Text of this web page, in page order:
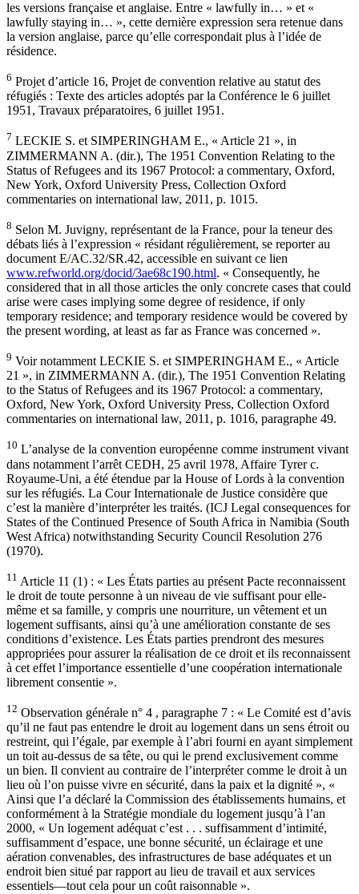
les versions française et anglaise. Entre « lawfully in… » et «
lawfully staying in… », cette dernière expression sera retenue dans
la version anglaise, parce qu’elle correspondait plus à l’idée de
résidence.
6 Projet d’article 16, Projet de convention relative au statut des
réfugiés : Texte des articles adoptés par la Conférence le 6 juillet
1951, Travaux préparatoires, 6 juillet 1951.
7 LECKIE S. et SIMPERINGHAM E., « Article 21 », in
ZIMMERMANN A. (dir.), The 1951 Convention Relating to the
Status of Refugees and its 1967 Protocol: a commentary, Oxford,
New York, Oxford University Press, Collection Oxford
commentaries on international law, 2011, p. 1015.
8 Selon M. Juvigny, représentant de la France, pour la teneur des
débats liés à l’expression « résidant régulièrement, se reporter au
document E/AC.32/SR.42, accessible en suivant ce lien
www.refworld.org/docid/3ae68c190.html. « Consequently, he
considered that in all those articles the only concrete cases that could
arise were cases implying some degree of residence, if only
temporary residence; and temporary residence would be covered by
the present wording, at least as far as France was concerned ».
9 Voir notamment LECKIE S. et SIMPERINGHAM E., « Article
21 », in ZIMMERMANN A. (dir.), The 1951 Convention Relating
to the Status of Refugees and its 1967 Protocol: a commentary,
Oxford, New York, Oxford University Press, Collection Oxford
commentaries on international law, 2011, p. 1016, paragraphe 49.
10 L’analyse de la convention européenne comme instrument vivant
dans notamment l’arrêt CEDH, 25 avril 1978, Affaire Tyrer c.
Royaume-Uni, a été étendue par la House of Lords à la convention
sur les réfugiés. La Cour Internationale de Justice considère que
c’est la manière d’interpréter les traités. (ICJ Legal consequences for
States of the Continued Presence of South Africa in Namibia (South
West Africa) notwithstanding Security Council Resolution 276
(1970).
11 Article 11 (1) : « Les États parties au présent Pacte reconnaissent
le droit de toute personne à un niveau de vie suffisant pour elle-
même et sa famille, y compris une nourriture, un vêtement et un
logement suffisants, ainsi qu’à une amélioration constante de ses
conditions d’existence. Les États parties prendront des mesures
appropriées pour assurer la réalisation de ce droit et ils reconnaissent
à cet effet l’importance essentielle d’une coopération internationale
librement consentie ».
12 Observation générale n° 4 , paragraphe 7 : « Le Comité est d’avis
qu’il ne faut pas entendre le droit au logement dans un sens étroit ou
restreint, qui l’égale, par exemple à l’abri fourni en ayant simplement
un toit au-dessus de sa tête, ou qui le prend exclusivement comme
un bien. Il convient au contraire de l’interpréter comme le droit à un
lieu où l’on puisse vivre en sécurité, dans la paix et la dignité », «
Ainsi que l’a déclaré la Commission des établissements humains, et
conformément à la Stratégie mondiale du logement jusqu’à l’an
2000, « Un logement adéquat c’est . . . suffisamment d’intimité,
suffisamment d’espace, une bonne sécurité, un éclairage et une
aération convenables, des infrastructures de base adéquates et un
endroit bien situé par rapport au lieu de travail et aux services
essentiels—tout cela pour un coût raisonnable ».